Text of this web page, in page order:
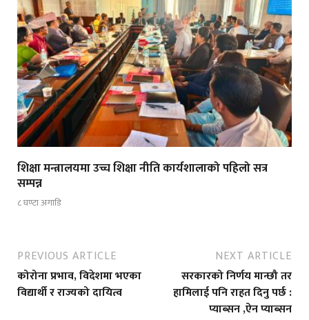
शिक्षा मन्त्रालयमा उच्च शिक्षा नीति कार्यशालाको पहिलो सत्र
सम्पन्न
८ घण्टा अगाडि
PREVIOUS ARTICLE
कोरोना प्रभाव, विदेशमा भएका
विद्यार्थी र राज्यको दायित्व
NEXT ARTICLE
सरकारको निर्णय मान्छौ तर
हामिलाई पनि राहत दिनु पर्छ :
प्याब्सन ,ऐन प्याब्सन